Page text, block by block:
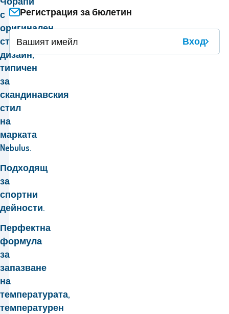
с
оригинален
стилен
дизайн,
типичен
за
скандинавския
стил
на
марката
Nebulus.
Подходящ
за
спортни
дейности.
Перфектна
формула
за
запазване
на
температурата,
температурен
Регистрация за бюлетин
Вход